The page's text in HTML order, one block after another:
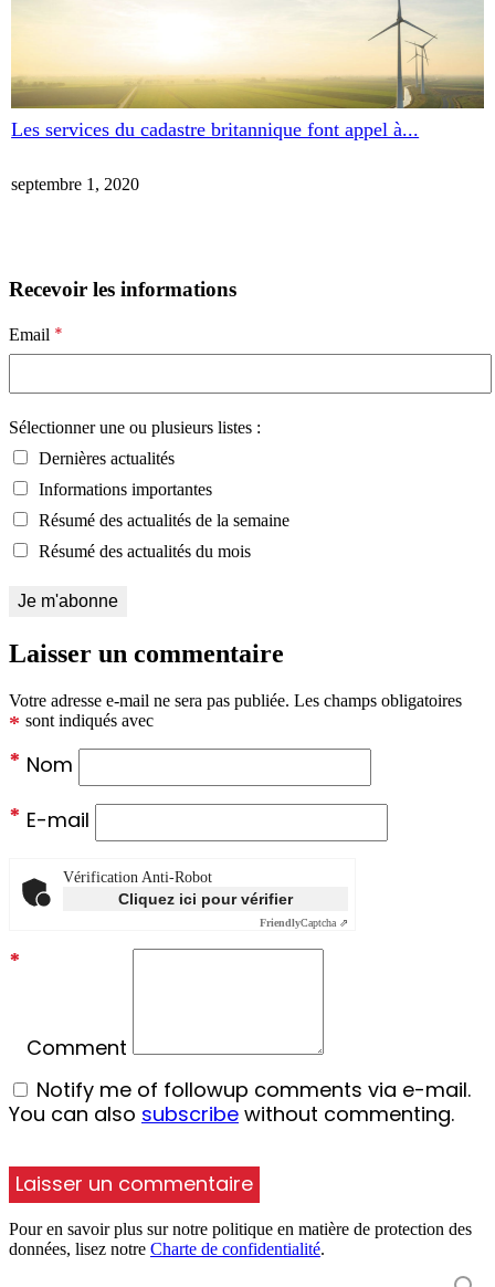
Les services du cadastre britannique font appel à...
septembre 1, 2020
Recevoir les informations
Email *
Sélectionner une ou plusieurs listes :
Dernières actualités
Informations importantes
Résumé des actualités de la semaine
Résumé des actualités du mois
Laisser un commentaire
Votre adresse e-mail ne sera pas publiée. Les champs obligatoires
sont indiqués avec
*
Nom
*
E-mail
*
Vérification Anti-Robot
Cliquez ici pour vérifier
FriendlyCaptcha ⇗
Comment
*
Notify me of followup comments via e-mail.
You can also subscribe without commenting.
Pour en savoir plus sur notre politique en matière de protection des
données, lisez notre Charte de confidentialité.